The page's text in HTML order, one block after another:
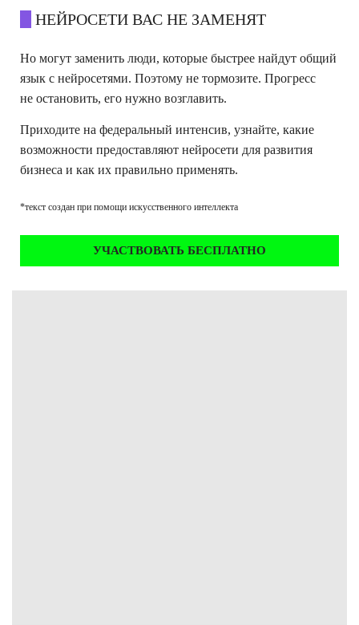
НЕЙРОСЕТИ ВАС НЕ ЗАМЕНЯТ
Но могут заменить люди, которые быстрее найдут общий
язык с нейросетями. Поэтому не тормозите. Прогресс
не остановить, его нужно возглавить.
Приходите на федеральный интенсив, узнайте, какие
возможности предоставляют нейросети для развития
бизнеса и как их правильно применять.
*текст создан при помощи искусственного интеллекта
УЧАСТВОВАТЬ БЕСПЛАТНО